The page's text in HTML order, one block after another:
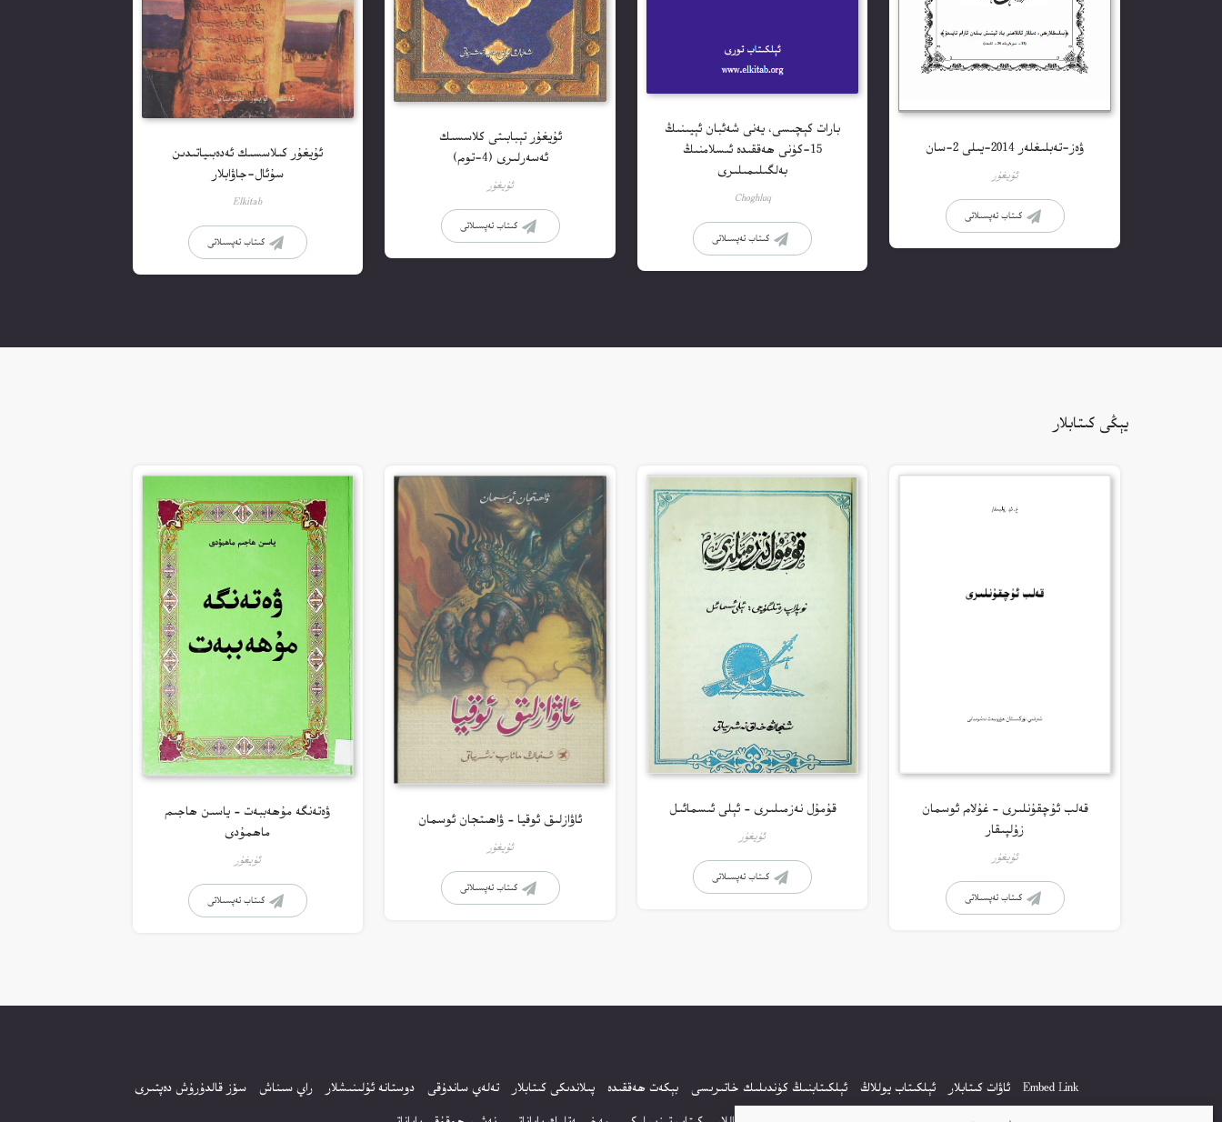
ۋەز-تەبلىغلەر 2014-يىلى 2-سان
ئۇيغۇر
كىتاب تەپسىلاتى
بارات كېچىسى، يەنى شەئبان ئېيىنىڭ
15-كۈنى ھەققىدە ئىسلامنىڭ
بەلگىلىمىلىرى
Choghluq
كىتاب تەپسىلاتى
ئۇيغۇر تېبابىتى كلاسسىك
ئەسەرلىرى (4-توم)
ئۇيغۇر
كىتاب تەپسىلاتى
ئۇيغۇر كىلاسسىك ئەدەبىياتىدىن
سۇئال-جاۋابلار
Elkitab
كىتاب تەپسىلاتى
يېڭى كىتابلار
قەلب ئۇچقۇنلىرى – غۇلام ئوسمان
زۇلپىقار
ئۇيغۇر
كىتاب تەپسىلاتى
قۇمۇل نەزمىلىرى – ئېلى ئىسمائىل
ئۇيغۇر
كىتاب تەپسىلاتى
ئاۋازلىق ئوقيا – ۋاھىتجان ئوسمان
ئۇيغۇر
كىتاب تەپسىلاتى
ۋەتەنگە مۇھەببەت – ياسىن ھاجىم
ماھمۇدى
ئۇيغۇر
كىتاب تەپسىلاتى
Embed Link ئاۋات كىتابلار ئېلكىتاب يوللاڭ ئېلكىتابنىڭ كۈندىلىك خاتىرىسى بېكەت ھەققىدە پىلاندىكى كىتابلار تەلەي ساندۇقى دوستانە ئۇلىنىشلار راي سىناش
سۆز قالدۇرۇش دەپتىرى